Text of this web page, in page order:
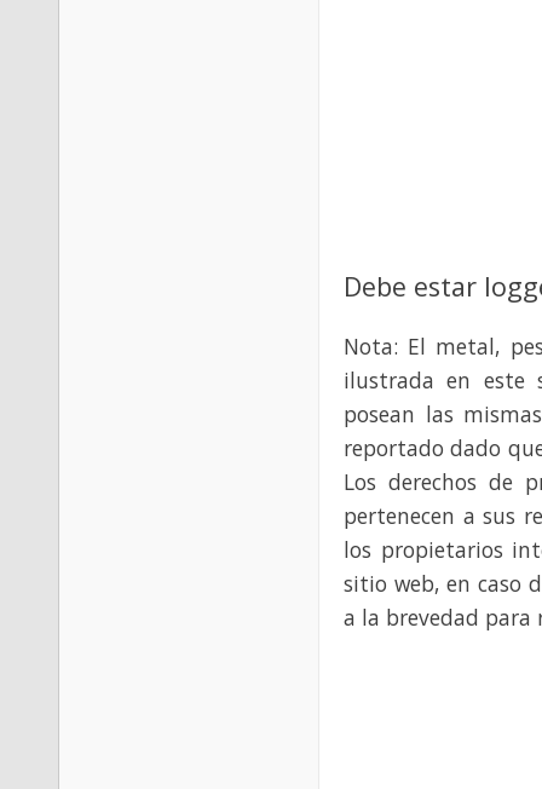
Debe estar
Nota: El metal,
ilustrada en este
posean las
reportado dado
Los derechos de
pertenecen a sus
los propietarios
sitio web, en caso
a la brevedad para